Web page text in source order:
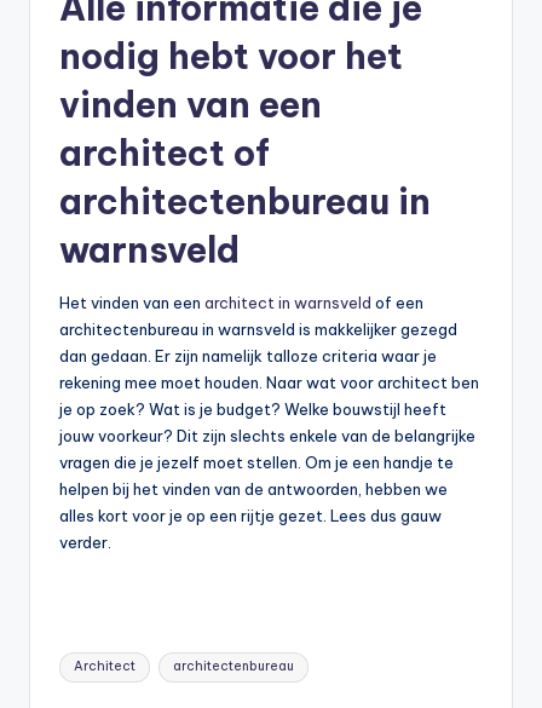
nodig hebt voor het
vinden van een
architect of
architectenbureau in
warnsveld
Het vinden van een architect in warnsveld of een
architectenbureau in warnsveld is makkelijker gezegd
dan gedaan. Er zijn namelijk talloze criteria waar je
rekening mee moet houden. Naar wat voor architect ben
je op zoek? Wat is je budget? Welke bouwstijl heeft
jouw voorkeur? Dit zijn slechts enkele van de belangrijke
vragen die je jezelf moet stellen. Om je een handje te
helpen bij het vinden van de antwoorden, hebben we
alles kort voor je op een rijtje gezet. Lees dus gauw
verder.
Tags:
Architect architectenbureau